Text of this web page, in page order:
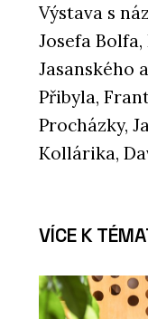
Výstava s
Josefa
Jasanského
Přibyla,
Procházky,
Kollárika,
VÍCE K